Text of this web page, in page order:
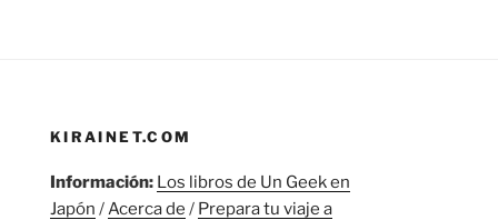
KIRAINET.COM
Información: Los libros de Un Geek en
Japón /Acerca de / Prepara tu viaje a